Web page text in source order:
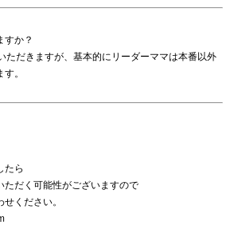
すか？
ただきますが、基本的にリーダーママは本番以外
。
たら
ただく可能性がございますので
ください。